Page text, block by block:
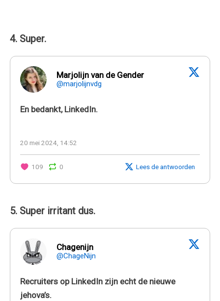
4. Super.
Marjolijn van de Gender
@marjolijnvdg
En bedankt, LinkedIn.
20 mei 2024, 14:52
109 0 Lees de antwoorden
5. Super irritant dus.
Chagenijn
@ChageNijn
Recruiters op LinkedIn zijn echt de nieuwe
jehova’s.